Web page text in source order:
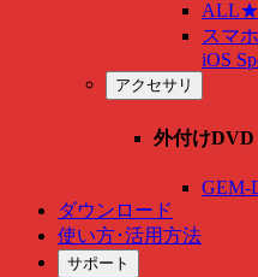
スマ
iOS
アクセサリ
外付け
GEM-
ダウンロード
使い方･活用方法
サポート